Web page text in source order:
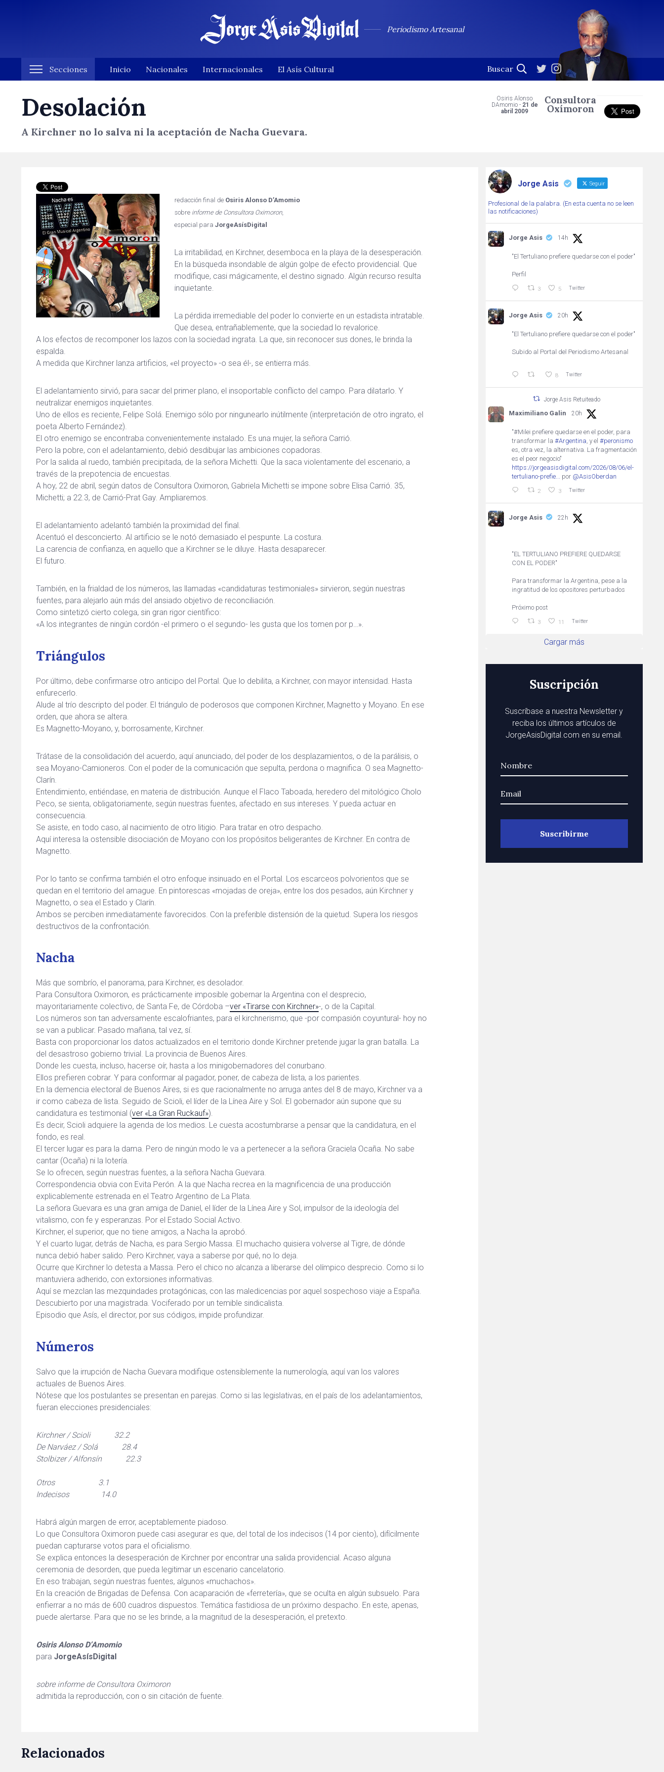
Periodismo Artesanal
Secciones Inicio Nacionales Internacionales El Asís Cultural
Desolación
A Kirchner no lo salva ni la aceptación de Nacha Guevara.
Osiris Alonso
DAmomio - 21 de
abril 2009
Consultora
Oxímoron
redacción final de Osiris Alonso D’Amomio
sobre informe de Consultora Oximoron,
especial para JorgeAsísDigital
La irritabilidad, en Kirchner, desemboca en la playa de la desesperación.
En la búsqueda insondable de algún golpe de efecto providencial. Que
modifique, casi mágicamente, el destino signado. Algún recurso resulta
inquietante.
La pérdida irremediable del poder lo convierte en un estadista intratable.
Que desea, entrañablemente, que la sociedad lo revalorice.
A los efectos de recomponer los lazos con la sociedad ingrata. La que, sin reconocer sus dones, le brinda la
espalda.
A medida que Kirchner lanza artificios, «el proyecto» -o sea él-, se entierra más.
El adelantamiento sirvió, para sacar del primer plano, el insoportable conflicto del campo. Para dilatarlo. Y
neutralizar enemigos inquietantes.
Uno de ellos es reciente, Felipe Solá. Enemigo sólo por ningunearlo inútilmente (interpretación de otro ingrato, el
poeta Alberto Fernández).
El otro enemigo se encontraba convenientemente instalado. Es una mujer, la señora Carrió.
Pero la pobre, con el adelantamiento, debió desdibujar las ambiciones copadoras.
Por la salida al ruedo, también precipitada, de la señora Michetti. Que la saca violentamente del escenario, a
través de la prepotencia de encuestas.
A hoy, 22 de abril, según datos de Consultora Oximoron, Gabriela Michetti se impone sobre Elisa Carrió. 35,
Michetti; a 22.3, de Carrió-Prat Gay. Ampliaremos.
El adelantamiento adelantó también la proximidad del final.
Acentuó el desconcierto. Al artificio se le notó demasiado el pespunte. La costura.
La carencia de confianza, en aquello que a Kirchner se le diluye. Hasta desaparecer.
El futuro.
También, en la frialdad de los números, las llamadas «candidaturas testimoniales» sirvieron, según nuestras
fuentes, para alejarlo aún más del ansiado objetivo de reconciliación.
Como sintetizó cierto colega, sin gran rigor científico:
«A los integrantes de ningún cordón -el primero o el segundo- les gusta que los tomen por p…».
Triángulos
Por último, debe confirmarse otro anticipo del Portal. Que lo debilita, a Kirchner, con mayor intensidad. Hasta
enfurecerlo.
Alude al trío descripto del poder. El triángulo de poderosos que componen Kirchner, Magnetto y Moyano. En ese
orden, que ahora se altera.
Es Magnetto-Moyano, y, borrosamente, Kirchner.
Trátase de la consolidación del acuerdo, aquí anunciado, del poder de los desplazamientos, o de la parálisis, o
sea Moyano-Camioneros. Con el poder de la comunicación que sepulta, perdona o magnifica. O sea Magnetto-
Clarín.
Entendimiento, entiéndase, en materia de distribución. Aunque el Flaco Taboada, heredero del mitológico Cholo
Peco, se sienta, obligatoriamente, según nuestras fuentes, afectado en sus intereses. Y pueda actuar en
consecuencia.
Se asiste, en todo caso, al nacimiento de otro litigio. Para tratar en otro despacho.
Aquí interesa la ostensible disociación de Moyano con los propósitos beligerantes de Kirchner. En contra de
Magnetto.
Por lo tanto se confirma también el otro enfoque insinuado en el Portal. Los escarceos polvorientos que se
quedan en el territorio del amague. En pintorescas «mojadas de oreja», entre los dos pesados, aún Kirchner y
Magnetto, o sea el Estado y Clarín.
Ambos se perciben inmediatamente favorecidos. Con la preferible distensión de la quietud. Supera los riesgos
destructivos de la confrontación.
Nacha
Más que sombrío, el panorama, para Kirchner, es desolador.
Para Consultora Oximoron, es prácticamente imposible gobernar la Argentina con el desprecio,
mayoritariamente colectivo, de Santa Fe, de Córdoba –ver «Tirarse con Kirchner»-, o de la Capital.
Los números son tan adversamente escalofriantes, para el kirchnerismo, que -por compasión coyuntural- hoy no
se van a publicar. Pasado mañana, tal vez, sí.
Basta con proporcionar los datos actualizados en el territorio donde Kirchner pretende jugar la gran batalla. La
del desastroso gobierno trivial. La provincia de Buenos Aires.
Donde les cuesta, incluso, hacerse oír, hasta a los minigobernadores del conurbano.
Ellos prefieren cobrar. Y para conformar al pagador, poner, de cabeza de lista, a los parientes.
En la demencia electoral de Buenos Aires, si es que racionalmente no arruga antes del 8 de mayo, Kirchner va a
ir como cabeza de lista. Seguido de Scioli, el líder de la Línea Aire y Sol. El gobernador aún supone que su
candidatura es testimonial (ver «La Gran Ruckauf»).
Es decir, Scioli adquiere la agenda de los medios. Le cuesta acostumbrarse a pensar que la candidatura, en el
fondo, es real.
El tercer lugar es para la dama. Pero de ningún modo le va a pertenecer a la señora Graciela Ocaña. No sabe
cantar (Ocaña) ni la lotería.
Se lo ofrecen, según nuestras fuentes, a la señora Nacha Guevara.
Correspondencia obvia con Evita Perón. A la que Nacha recrea en la magnificencia de una producción
explicablemente estrenada en el Teatro Argentino de La Plata.
La señora Guevara es una gran amiga de Daniel, el líder de la Línea Aire y Sol, impulsor de la ideología del
vitalismo, con fe y esperanzas. Por el Estado Social Activo.
Kirchner, el superior, que no tiene amigos, a Nacha la aprobó.
Y el cuarto lugar, detrás de Nacha, es para Sergio Massa. El muchacho quisiera volverse al Tigre, de dónde
nunca debió haber salido. Pero Kirchner, vaya a saberse por qué, no lo deja.
Ocurre que Kirchner lo detesta a Massa. Pero el chico no alcanza a liberarse del olímpico desprecio. Como si lo
mantuviera adherido, con extorsiones informativas.
Aquí se mezclan las mezquindades protagónicas, con las maledicencias por aquel sospechoso viaje a España.
Descubierto por una magistrada. Vociferado por un temible sindicalista.
Episodio que Asís, el director, por sus códigos, impide profundizar.
Números
Salvo que la irrupción de Nacha Guevara modifique ostensiblemente la numerología, aquí van los valores
actuales de Buenos Aires.
Nótese que los postulantes se presentan en parejas. Como si las legislativas, en el país de los adelantamientos,
fueran elecciones presidenciales:
Kirchner / Scioli 32.2
De Narváez / Solá 28.4
Stolbizer / Alfonsín 22.3
Otros 3.1
Indecisos 14.0
Habrá algún margen de error, aceptablemente piadoso.
Lo que Consultora Oximoron puede casi asegurar es que, del total de los indecisos (14 por ciento), difícilmente
puedan capturarse votos para el oficialismo.
Se explica entonces la desesperación de Kirchner por encontrar una salida providencial. Acaso alguna
ceremonia de desorden, que pueda legitimar un escenario cancelatorio.
En eso trabajan, según nuestras fuentes, algunos «muchachos».
En la creación de Brigadas de Defensa. Con acaparación de «ferretería», que se oculta en algún subsuelo. Para
enfierrar a no más de 600 cuadros dispuestos. Temática fastidiosa de un próximo despacho. En este, apenas,
puede alertarse. Para que no se les brinde, a la magnitud de la desesperación, el pretexto.
Osiris Alonso D’Amomio
para JorgeAsísDigital
sobre informe de Consultora Oximoron
admitida la reproducción, con o sin citación de fuente.
Relacionados
Jorge Asis Seguir
Profesional de la palabra. (En esta cuenta no se leen
las notificaciones)
Jorge Asis 14h
"El Tertuliano prefiere quedarse con el poder"
Perfil
3 5 Twitter
Jorge Asis 20h
"El Tertuliano prefiere quedarse con el poder"
Subido al Portal del Periodismo Artesanal
8 Twitter
Jorge Asis Retuiteado
Maximiliano Galin 20h
"#Milei prefiere quedarse en el poder, para
transformar la #Argentina , y el #peronismo
es, otra vez, la alternativa. La fragmentación
es el peor negocio"
https://jorgeasisdigital.com/2026/08/06/el-
tertuliano-prefie...
por @AsisOberdan
2 3 Twitter
Jorge Asis 22h
"EL TERTULIANO PREFIERE QUEDARSE
CON EL PODER"
Para transformar la Argentina, pese a la
ingratitud de los opositores perturbados
Próximo post
3 11 Twitter
Cargar más
Suscripción
Suscríbase a nuestra Newsletter y
reciba los últimos artículos de
JorgeAsisDigital.com en su email.